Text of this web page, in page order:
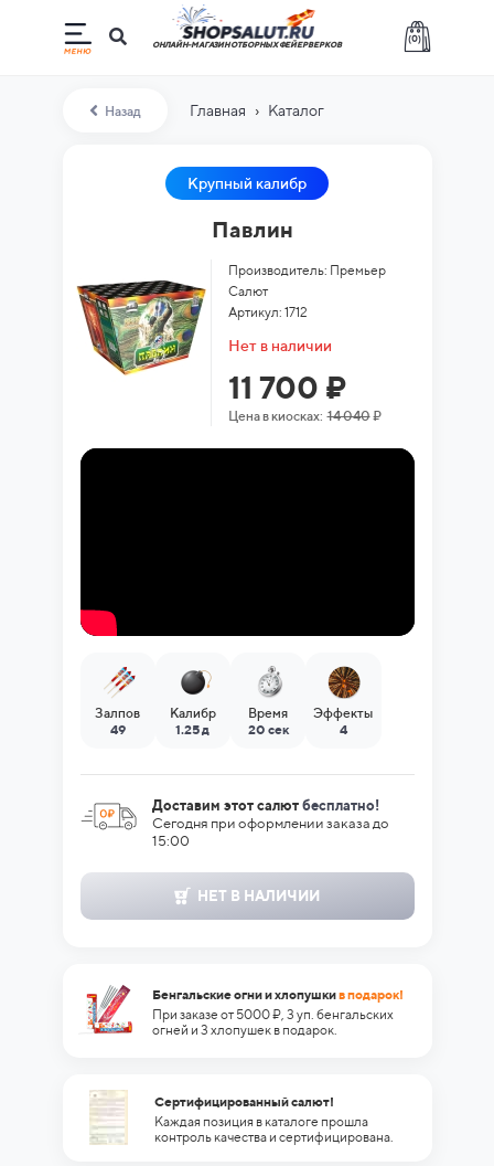
(0)
ОНЛАЙН-МАГАЗИН ОТБОРНЫХ ФЕЙЕРВЕРКОВ
Назад Главная › Каталог
Крупный калибр
Павлин
Производитель: Премьер
Салют
Артикул: 1712
Нет в наличии
11 700 ₽
Цена в киосках:14 040₽
Залпов
49
Калибр
1.25 д
Время
20 сек
Эффекты
4
Доставим этот салют бесплатно!
Сегодня при оформлении заказа до
15:00
НЕТ В НАЛИЧИИ
Бенгальские огни и хлопушкив подарок!
При заказе от 5000 ₽, 3 уп. бенгальских
огней и 3 хлопушек в подарок.
Сертифицированный салют!
Каждая позиция в каталоге прошла
контроль качества и сертифицирована.